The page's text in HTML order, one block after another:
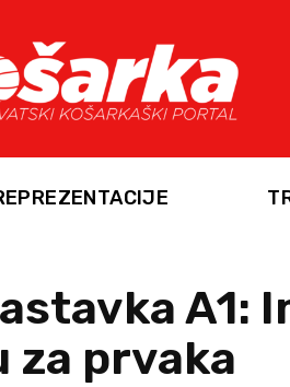
A1:
za prvaka